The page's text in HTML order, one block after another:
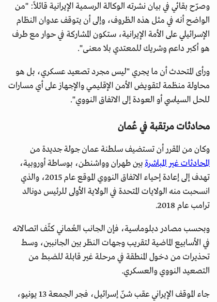
وصرّح بقائي في بيان نشرته الوكالة الرسمية الإيرانية قائلاً: "من
الواضح أنه في مثل هذه الظروف، وإلى أن يتوقف عدوان النظام
الإسرائيلي على الأمة الإيرانية، ستكون المشاركة في حوار مع طرف
هو أكبر داعم وشريك للمعتدي بلا معنى".
ورأى المتحدث أن ما يجري "ليس مجرد تصعيد عسكري، بل هو
محاولة منظمة لتقويض الأمن الإقليمي والإجهاز على أي مسارات
للحل السياسي أو العودة إلى الاتفاق النووي".
محادثات مرتقبة في عُمان
وكان من المقرر أن تستضيف سلطنة عمان جولة جديدة من
المحادثات غير المباشرة بين طهران وواشنطن، بوساطة أوروبية،
تهدف إلى إعادة إحياء الاتفاق النووي الموقع عام 2015، والذي
انسحبت منه الولايات المتحدة في الولاية الأولى للرئيس دونالد
ترامب عام 2018.
وبحسب مصادر دبلوماسية، فإن الجانب العُماني كثّف اتصالاته
في الأسابيع الماضية لتقريب وجهات النظر بين الجانبين، وسط
تحذيرات من دخول المنطقة في مرحلة غير قابلة للضبط من
التصعيد النووي والعسكري.
جاء الموقف الإيراني عقب شنّ إسرائيل، فجر الجمعة 13 يونيو،